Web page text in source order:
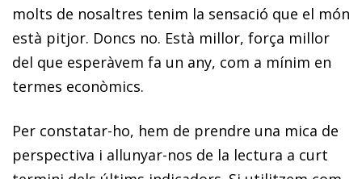
molts de nosaltres tenim la sensació que el món
està pitjor. Doncs no. Està millor, força millor
del que esperàvem fa un any, com a mínim en
termes econòmics.
Per constatar-ho, hem de prendre una mica de
perspectiva i allunyar-nos de la lectura a curt